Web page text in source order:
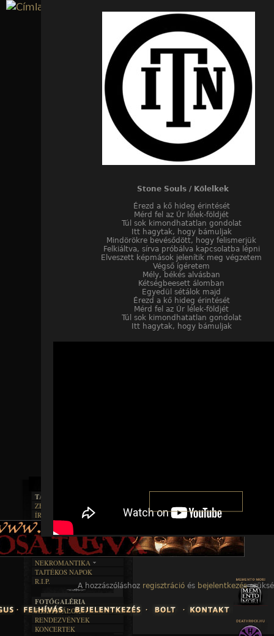
Stone Souls / Kőlelkek
Érezd a kő hideg érintését
Mérd fel az Úr lélek-földjét
Túl sok kimondhatatlan gondolat
Itt hagytak, hogy bámuljak
Mindörökre bevésődött, hogy felismerjük
Felkiáltva, sírva próbálva kapcsolatba lépni
Elveszett képmások jelenítik meg végzetem
Végső ígéretem
Mély, békés alvásban
Kétségbeesett álomban
Egyedül sétálok majd
Érezd a kő hideg érintését
Mérd fel az Úr lélek-földjét
Túl sok kimondhatatlan gondolat
Itt hagytak, hogy bámuljak
A hozzászóláshoz regisztráció és bejelentkezés
TAJTÉKOS LAPOK
ZENE
EGYÜTTESEK
INTERJÚK
FORDÍTÁSOK
DALSZÖVEGEK
ÍRÁSOK
IRODALOM
FILM
MŰVÉSZET
ÍRÁSTÖRTÉNET
BOSZORKÁNYKONYHA
FEKETE HUMOR
KÉPES
SZÖVEGES
RENDEZVÉNYEK
NEKROMANTIKA
AKTUÁLIS
A MÚLT
TAJTÉKOS NAPOK
R.I.P.
FOTÓGALÉRIA
FESZTIVÁLOK
RENDEZVÉNYEK
KONCERTEK